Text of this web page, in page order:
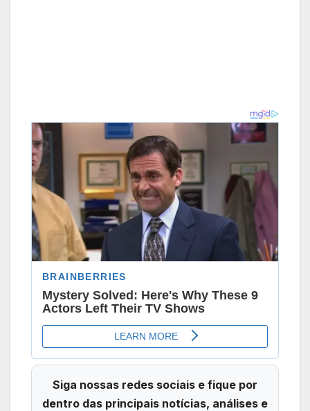
Siga nossas redes sociais e fique por
dentro das principais notícias, análises e